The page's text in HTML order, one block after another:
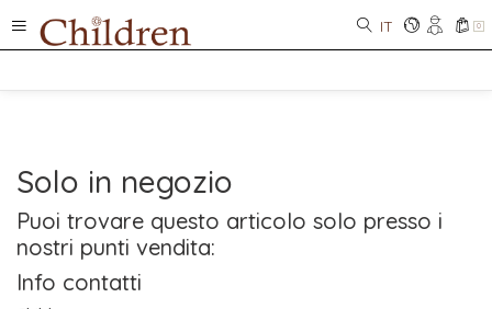
IT 0
Solo in negozio
Puoi trovare questo articolo solo presso i
nostri punti vendita:
Info contatti